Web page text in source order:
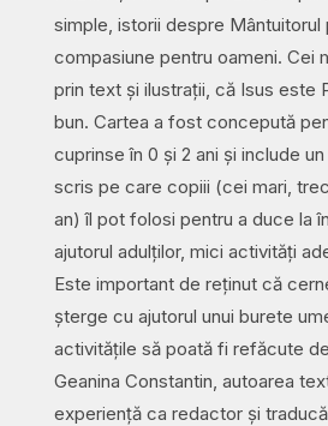
simple, istorii despre Mântuitorul
compasiune pentru oameni. Cei
prin text și ilustrații, că Isus este
bun. Cartea a fost concepută
cuprinse în 0 și 2 ani și include
scris pe care copiii (cei mari,
an) îl pot folosi pentru a duce la
ajutorul adulților, mici activități
Este important de reținut că
șterge cu ajutorul unui burete
activitățile să poată fi refăcute
Geanina Constantin, autoarea
experiență ca redactor și